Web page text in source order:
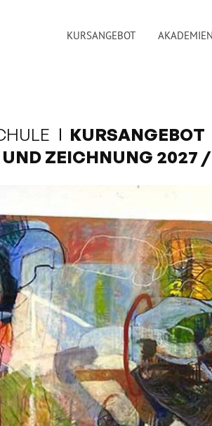
KURSANGEBOT AKADEMIEN
KURSANGEBOT
ZEICHNUNG 2027